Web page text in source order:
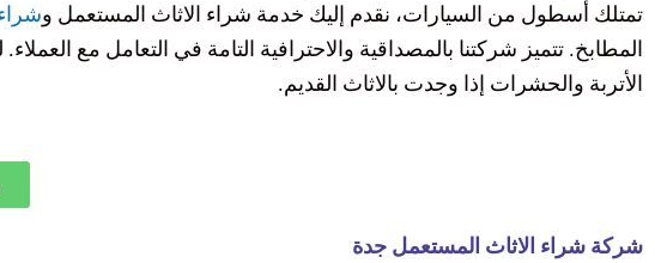
تمتلك أسطول من السيارات، نقدم إليك خدمة شراء الاثاث المستعمل و
المطابخ. تتميز شركتنا بالمصداقية والاحترافية التامة في التعامل مع
الأتربة والحشرات إذا وجدت بالاثاث القديم.
شركة شراء الاثاث المستعمل جدة